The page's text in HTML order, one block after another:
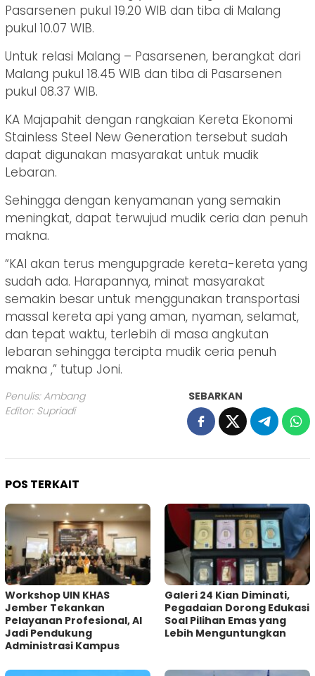
Pasarsenen pukul 19.20 WIB dan tiba di Malang
pukul 10.07 WIB.
Untuk relasi Malang – Pasarsenen, berangkat dari
Malang pukul 18.45 WIB dan tiba di Pasarsenen
pukul 08.37 WIB.
KA Majapahit dengan rangkaian Kereta Ekonomi
Stainless Steel New Generation tersebut sudah
dapat digunakan masyarakat untuk mudik
Lebaran.
Sehingga dengan kenyamanan yang semakin
meningkat, dapat terwujud mudik ceria dan penuh
makna.
“KAI akan terus mengupgrade kereta-kereta yang
sudah ada. Harapannya, minat masyarakat
semakin besar untuk menggunakan transportasi
massal kereta api yang aman, nyaman, selamat,
dan tepat waktu, terlebih di masa angkutan
lebaran sehingga tercipta mudik ceria penuh
makna ,” tutup Joni.
Penulis: Ambang
Editor: Supriadi
SEBARKAN
POS TERKAIT
Workshop UIN KHAS
Jember Tekankan
Pelayanan Profesional, AI
Jadi Pendukung
Administrasi Kampus
Galeri 24 Kian Diminati,
Pegadaian Dorong Edukasi
Soal Pilihan Emas yang
Lebih Menguntungkan